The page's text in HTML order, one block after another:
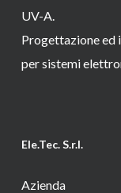
UV-A.
Progettazione ed
per sistemi
Ele.Tec. S.r.l.
Azienda